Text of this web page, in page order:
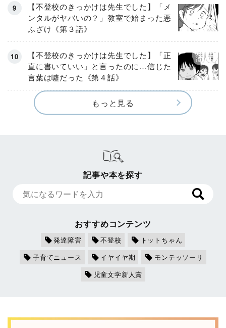
【不登校のきっかけは先生でした】「メ
ンタルがヤバいの？」教室で始まった悪
ふざけ《第３話》
【不登校のきっかけは先生でした】「正
直に書いていい」と言ったのに…信じた
言葉は噓だった《第４話》
もっと見る
記事や本を探す
おすすめコンテンツ
発達障害 不登校
トットちゃん
子育てニュース
イヤイヤ期
モンテッソーリ
児童文学新人賞